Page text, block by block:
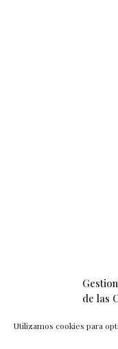
de las
Utilizamos cookies para